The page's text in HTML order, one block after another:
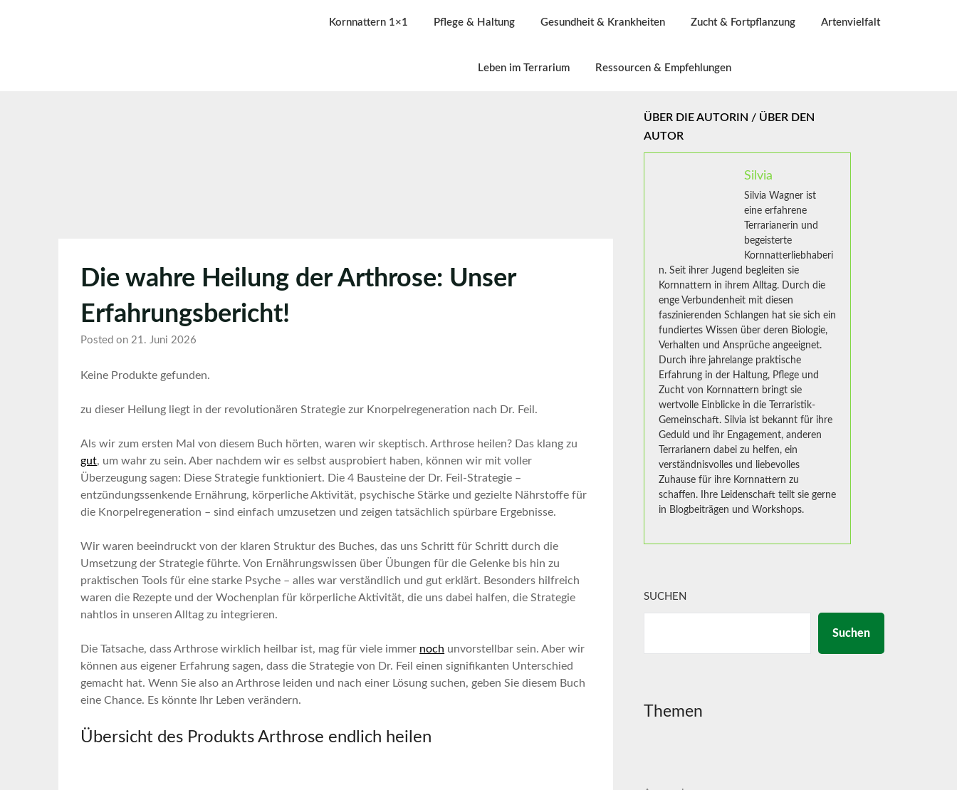
Kornnattern 1×1 Pflege & Haltung Gesundheit & Krankheiten Zucht & Fortpflanzung Artenvielfalt
Leben im Terrarium Ressourcen & Empfehlungen
Die wahre Heilung der Arthrose: Unser
Erfahrungsbericht!
Posted on 21. Juni 2026
Keine Produkte gefunden.
zu​ dieser Heilung liegt in der ‍revolutionären Strategie zur ⁤Knorpelregeneration nach ⁢Dr. Feil.
Als wir zum​ ersten ‌Mal von diesem Buch hörten, waren⁤ wir skeptisch. Arthrose heilen? Das klang zu
gut, um ​wahr zu sein. ⁤Aber nachdem wir es selbst ausprobiert haben, ‍können wir mit voller
Überzeugung sagen: Diese Strategie ⁣funktioniert. Die 4 Bausteine der Dr.‌ Feil-Strategie –
entzündungssenkende Ernährung, körperliche Aktivität, psychische‌ Stärke und gezielte Nährstoffe für
die ‌Knorpelregeneration – sind⁢ einfach umzusetzen und zeigen‍ tatsächlich spürbare‌ Ergebnisse.
Wir waren beeindruckt von der klaren Struktur des Buches, das uns Schritt für Schritt durch die
⁤Umsetzung der Strategie führte. Von Ernährungswissen‍ über⁢ Übungen für die Gelenke bis hin ​zu
praktischen Tools für eine starke Psyche – alles war verständlich und gut erklärt. Besonders hilfreich
‌waren⁣ die​ Rezepte und​ der Wochenplan‍ für körperliche Aktivität, die ⁢uns​ dabei halfen,⁣ die Strategie
nahtlos ⁣in unseren Alltag ⁣zu integrieren.
Die Tatsache, dass⁢ Arthrose wirklich ⁣heilbar ist, mag für viele immer noch ⁣unvorstellbar ⁢sein. Aber wir
können aus eigener⁤ Erfahrung sagen, dass die Strategie von Dr. Feil einen‌ signifikanten Unterschied
gemacht hat. Wenn Sie also an Arthrose ​leiden und⁤ nach einer Lösung suchen,⁤ geben Sie diesem ​Buch
eine Chance. Es könnte​ Ihr Leben‌ verändern.
Übersicht des Produkts Arthrose endlich heilen
ÜBER DIE AUTORIN / ÜBER DEN
AUTOR
Silvia
Silvia Wagner ist
eine erfahrene
Terrarianerin und
begeisterte
Kornnatterliebhaberi
n. Seit ihrer Jugend begleiten sie
Kornnattern in ihrem Alltag. Durch die
enge Verbundenheit mit diesen
faszinierenden Schlangen hat sie sich ein
fundiertes Wissen über deren Biologie,
Verhalten und Ansprüche angeeignet.
Durch ihre jahrelange praktische
Erfahrung in der Haltung, Pflege und
Zucht von Kornnattern bringt sie
wertvolle Einblicke in die Terraristik-
Gemeinschaft. Silvia ist bekannt für ihre
Geduld und ihr Engagement, anderen
Terrarianern dabei zu helfen, ein
verständnisvolles und liebevolles
Zuhause für ihre Kornnattern zu
schaffen. Ihre Leidenschaft teilt sie gerne
in Blogbeiträgen und Workshops.
SUCHEN
Suchen
Themen